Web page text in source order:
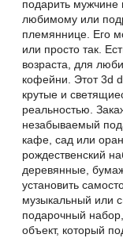
подарить
любимому или
племяннице. Его
или просто так.
возраста, для
кофейни. Этот 3d
крутые и
реальностью.
незабываемый
кафе, сад или
рождественский
деревянные,
установить
музыкальный или
подарочный
объект, который